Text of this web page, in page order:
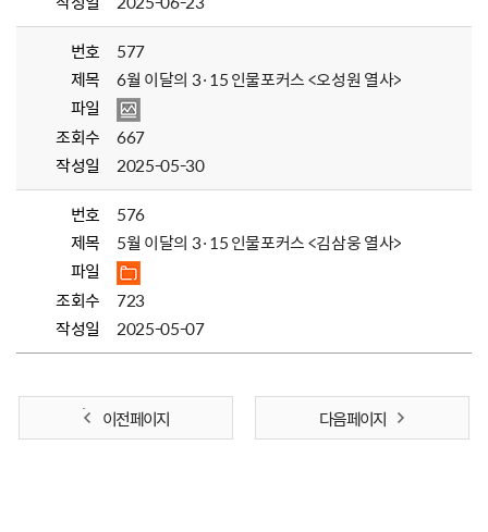
번호
577
제목
6월 이달의 3·15 인물포커스 <오성원 열사>
파일
조회수
667
작성일
2025-05-30
번호
576
제목
5월 이달의 3·15 인물포커스 <김삼웅 열사>
파일
조회수
723
작성일
2025-05-07
이전 페이지 다음 페이지